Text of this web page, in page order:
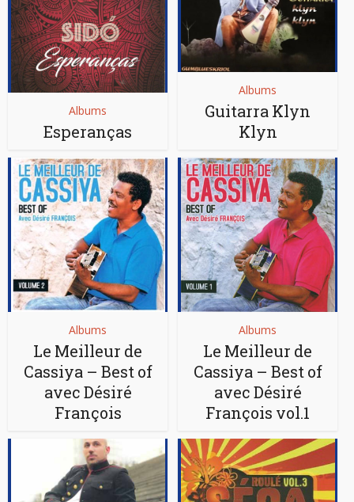
Albums
Esperanças
Albums
Guitarra Klyn
Klyn
Albums
Le Meilleur de
Cassiya – Best of
avec Désiré
François
Albums
Le Meilleur de
Cassiya – Best of
avec Désiré
François vol.1